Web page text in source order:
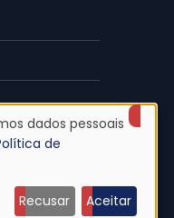
dados pessoais
de
Recusar Aceitar